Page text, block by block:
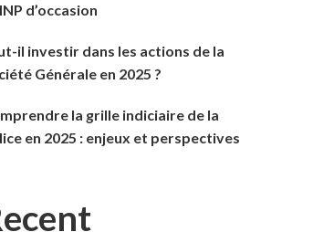
d’occasion
il investir dans les actions de la
Générale en 2025 ?
la grille indiciaire de la
en 2025 : enjeux et perspectives